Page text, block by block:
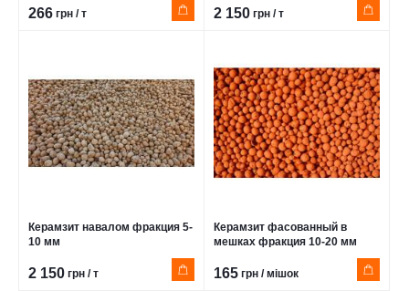
266 грн / т 2 150 грн / т
Керамзит навалом фракция 5-
10 мм
2 150 грн / т
Керамзит фасованный в
мешках фракция 10-20 мм
165 грн / мішок